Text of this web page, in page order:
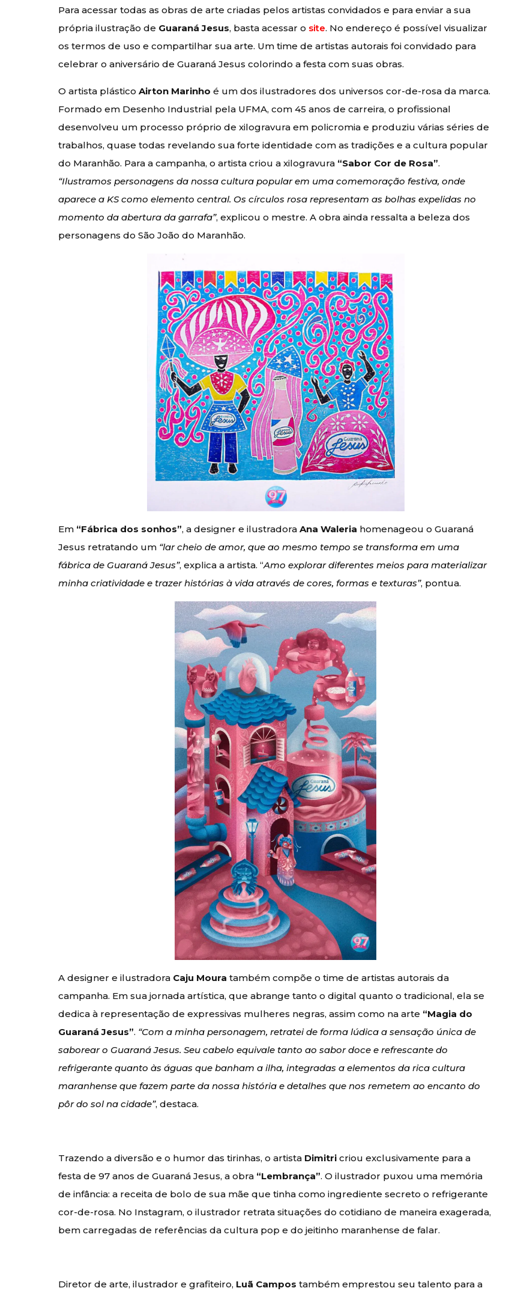
Para acessar todas as obras de arte criadas pelos artistas convidados e para enviar a sua
própria ilustração de Guaraná Jesus, basta acessar o site. No endereço é possível visualizar
os termos de uso e compartilhar sua arte. Um time de artistas autorais foi convidado para
celebrar o aniversário de Guaraná Jesus colorindo a festa com suas obras.
O artista plásticoAirton Marinho é um dos ilustradores dos universos cor-de-rosa da marca.
Formado em Desenho Industrial pela UFMA, com 45 anos de carreira, o profissional
desenvolveu um processo próprio de xilogravura em policromia e produziu várias séries de
trabalhos, quase todas revelando sua forte identidade com as tradições e a cultura popular
do Maranhão. Para a campanha, o artista criou a xilogravura “Sabor Cor de Rosa”.
“Ilustramos personagens da nossa cultura popular em uma comemoração festiva, onde
aparece a KS como elemento central. Os círculos rosa representam as bolhas expelidas no
momento da abertura da garrafa”, explicou o mestre. A obra ainda ressalta a beleza dos
personagens do São João do Maranhão.
Em “Fábrica dos sonhos”, a designer e ilustradoraAna Waleria homenageou o Guaraná
Jesus retratando um “lar cheio de amor, que ao mesmo tempo se transforma em uma
fábrica de Guaraná Jesus”, explica a artista. “Amo explorar diferentes meios para materializar
minha criatividade e trazer histórias à vida através de cores, formas e texturas”, pontua.
A designer e ilustradora Caju Moura também compõe o time de artistas autorais da
campanha. Em sua jornada artística, que abrange tanto o digital quanto o tradicional, ela se
dedica à representação de expressivas mulheres negras, assim como na arte “Magia do
Guaraná Jesus”. “Com a minha personagem, retratei de forma lúdica a sensação única de
saborear o Guaraná Jesus. Seu cabelo equivale tanto ao sabor doce e refrescante do
refrigerante quanto às águas que banham a ilha, integradas a elementos da rica cultura
maranhense que fazem parte da nossa história e detalhes que nos remetem ao encanto do
pôr do sol na cidade”, destaca.
Trazendo a diversão e o humor das tirinhas, o artista Dimitri criou exclusivamente para a
festa de 97 anos de Guaraná Jesus, a obra “Lembrança”. O ilustrador puxou uma memória
de infância: a receita de bolo de sua mãe que tinha como ingrediente secreto o refrigerante
cor-de-rosa. No Instagram, o ilustrador retrata situações do cotidiano de maneira exagerada,
bem carregadas de referências da cultura pop e do jeitinho maranhense de falar.
Diretor de arte, ilustrador e grafiteiro, Luã Campos também emprestou seu talento para a